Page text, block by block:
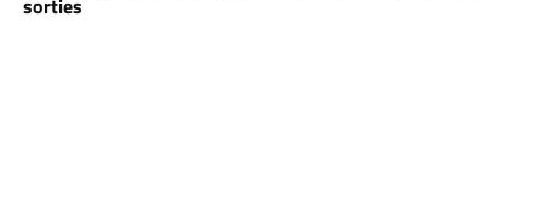
sorties